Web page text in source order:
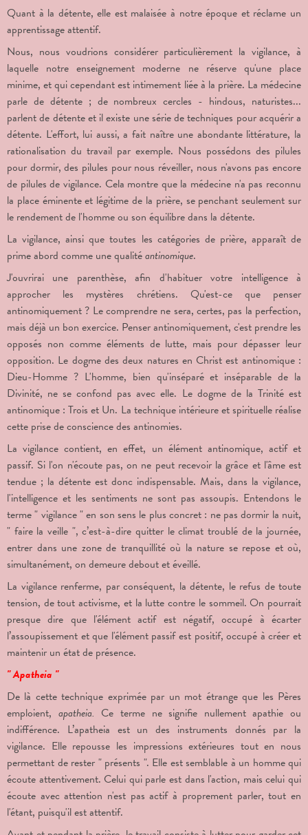
Quant à la détente, elle est malaisée à notre époque et réclame un
apprentissage attentif.
Nous, nous voudrions considérer particulièrement la vigilance, à
laquelle notre enseignement moderne ne réserve qu'une place
minime, et qui cependant est intimement liée à la prière. La médecine
parle de détente ; de nombreux cercles - hindous, naturistes...
parlent de détente et il existe une série de techniques pour acquérir a
détente. L'effort, lui aussi, a fait naître une abondante littérature, la
rationalisation du travail par exemple. Nous possédons des pilules
pour dormir, des pilules pour nous réveiller, nous n'avons pas encore
de pilules de vigilance. Cela montre que la médecine n'a pas reconnu
la place éminente et légitime de la prière, se penchant seulement sur
le rendement de l'homme ou son équilibre dans la détente.
La vigilance, ainsi que toutes les catégories de prière, apparaît de
prime abord comme une qualitéantinomique.
J'ouvrirai une parenthèse, afin d'habituer votre intelligence à
approcher les mystères chrétiens. Qu'est-ce que penser
antinomiquement ? Le comprendre ne sera, certes, pas la perfection,
mais déjà un bon exercice. Penser antinomiquement, c'est prendre les
opposés non comme éléments de lutte, mais pour dépasser leur
opposition. Le dogme des deux natures en Christ est antinomique :
Dieu-Homme ? L'homme, bien qu'inséparé et inséparable de la
Divinité, ne se confond pas avec elle. Le dogme de la Trinité est
antinomique : Trois et Un. La technique intérieure et spirituelle réalise
cette prise de conscience des antinomies.
La vigilance contient, en effet, un élément antinomique, actif et
passif. Si l'on n'écoute pas, on ne peut recevoir la grâce et l'âme est
tendue ; la détente est donc indispensable. Mais, dans la vigilance,
l'intelligence et les sentiments ne sont pas assoupis. Entendons le
terme " vigilance " en son sens le plus concret : ne pas dormir la nuit,
" faire la veille ", c’est-à-dire quitter le climat troublé de la journée,
entrer dans une zone de tranquillité où la nature se repose et où,
simultanément, on demeure debout et éveillé.
La vigilance renferme, par conséquent, la détente, le refus de toute
tension, de tout activisme, et la lutte contre le sommeil. On pourrait
presque dire que l'élément actif est négatif, occupé à écarter
l’assoupissement et que l'élément passif est positif, occupé à créer et
maintenir un état de présence.
" Apatheia "
De là cette technique exprimée par un mot étrange que les Pères
emploient, apatheia.Ce terme ne signifie nullement apathie ou
indifférence. L’apatheia est un des instruments donnés par la
vigilance. Elle repousse les impressions extérieures tout en nous
permettant de rester " présents ". Elle est semblable à un homme qui
écoute attentivement. Celui qui parle est dans l'action, mais celui qui
écoute avec attention n'est pas actif à proprement parler, tout en
l'étant, puisqu'il est attentif.